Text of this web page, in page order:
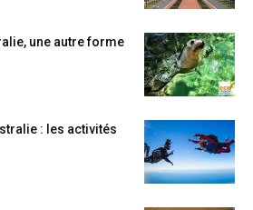
une autre forme
: les activités